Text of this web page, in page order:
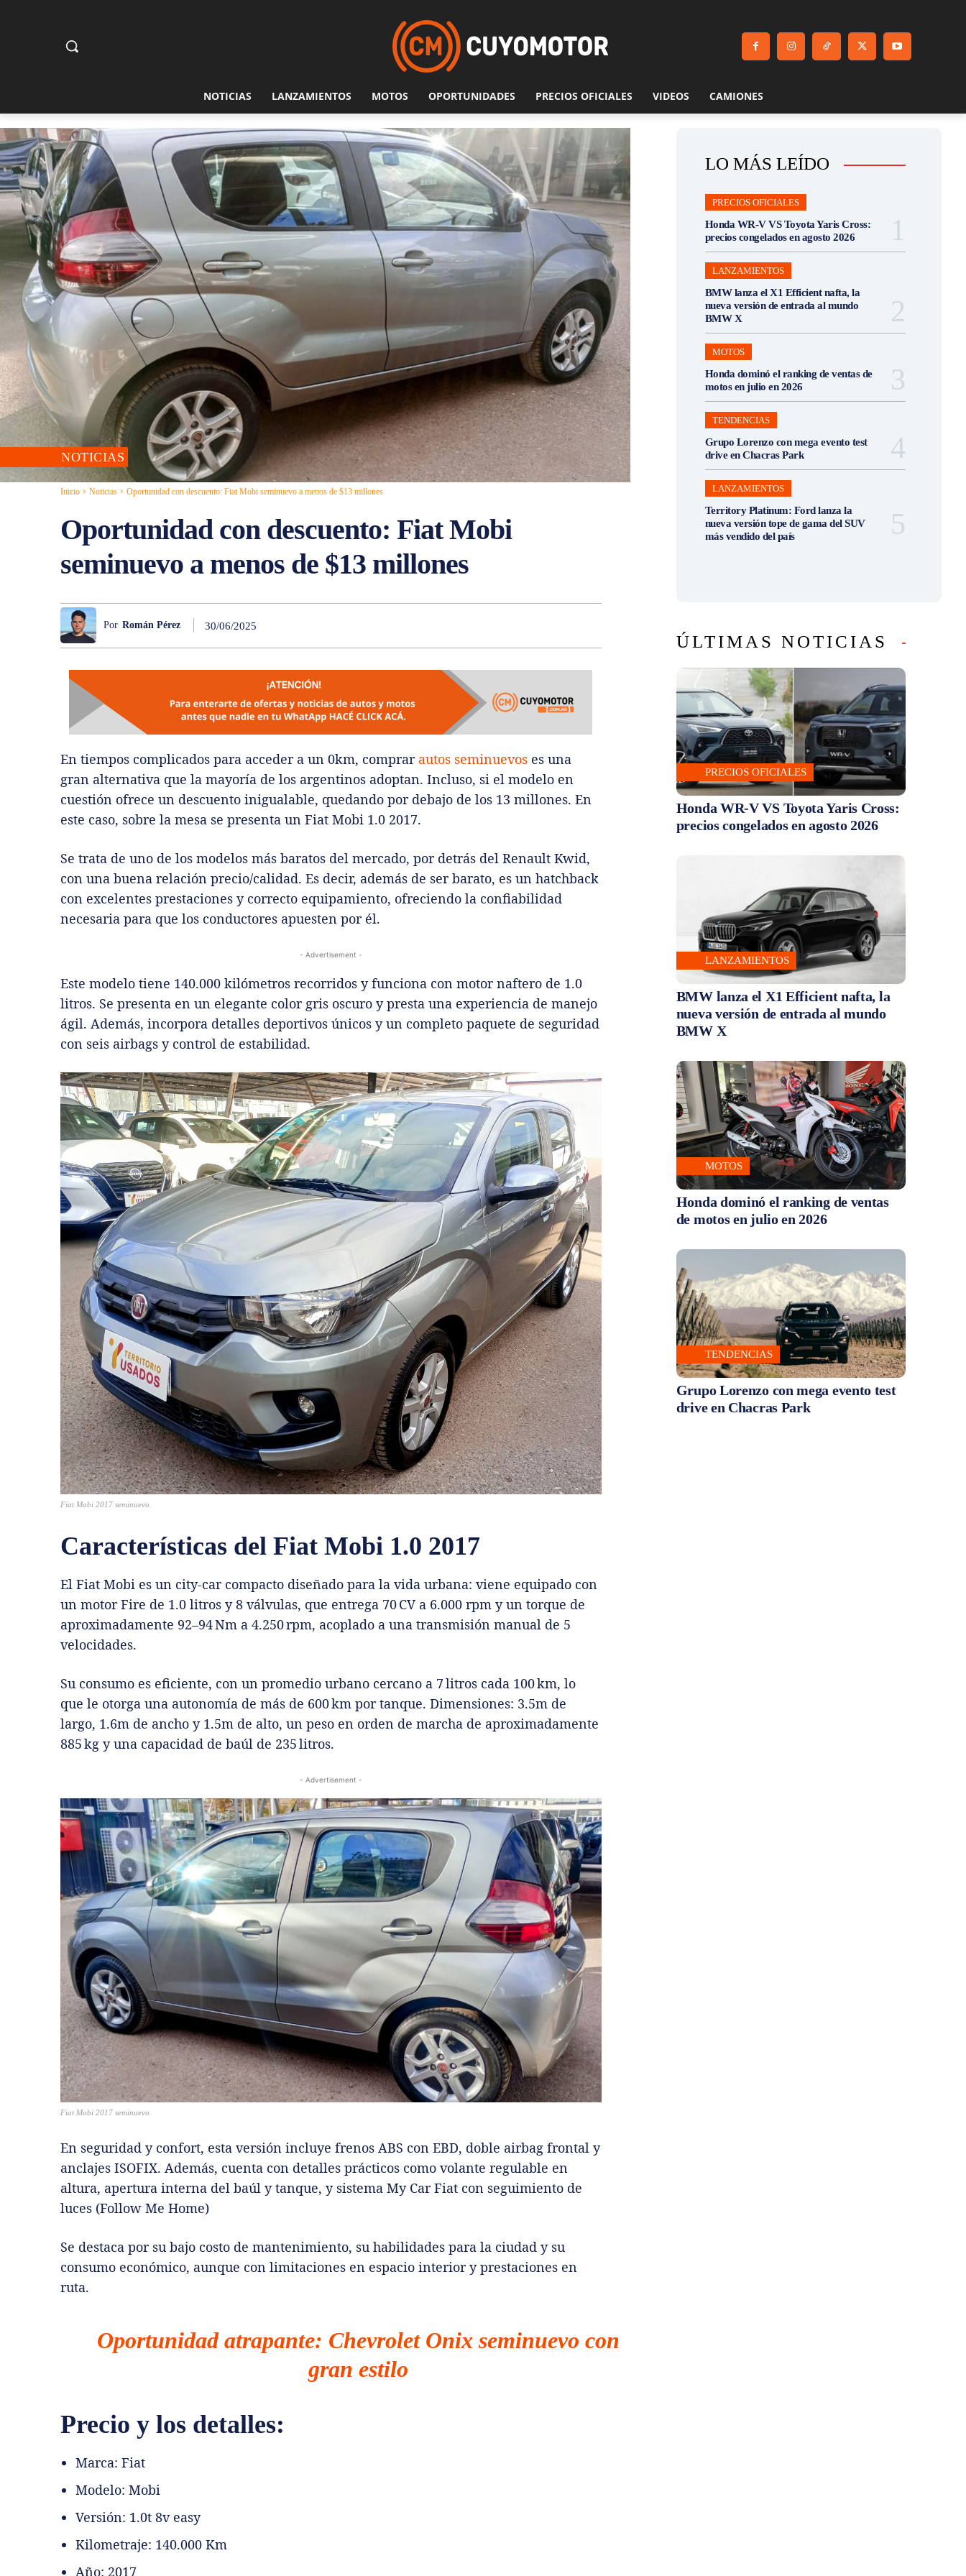
NOTICIAS LANZAMIENTOS MOTOS OPORTUNIDADES PRECIOS OFICIALES VIDEOS CAMIONES
NOTICIAS
Inicio Noticias Oportunidad con descuento: Fiat Mobi seminuevo a menos de $13 millones
Oportunidad con descuento: Fiat Mobi
seminuevo a menos de $13 millones
Por Román Pérez 30/06/2025
En tiempos complicados para acceder a un 0km, comprar autos seminuevos es una
gran alternativa que la mayoría de los argentinos adoptan. Incluso, si el modelo en
cuestión ofrece un descuento inigualable, quedando por debajo de los 13 millones. En
este caso, sobre la mesa se presenta un Fiat Mobi 1.0 2017.
Se trata de uno de los modelos más baratos del mercado, por detrás del Renault Kwid,
con una buena relación precio/calidad. Es decir, además de ser barato, es un hatchback
con excelentes prestaciones y correcto equipamiento, ofreciendo la confiabilidad
necesaria para que los conductores apuesten por él.
- Advertisement -
Este modelo tiene 140.000 kilómetros recorridos y funciona con motor naftero de 1.0
litros. Se presenta en un elegante color gris oscuro y presta una experiencia de manejo
ágil. Además, incorpora detalles deportivos únicos y un completo paquete de seguridad
con seis airbags y control de estabilidad.
Fiat Mobi 2017 seminuevo.
Características del Fiat Mobi 1.0 2017
El Fiat Mobi es un city‑car compacto diseñado para la vida urbana: viene equipado con
un motor Fire de 1.0 litros y 8 válvulas, que entrega 70 CV a 6.000 rpm y un torque de
aproximadamente 92–94 Nm a 4.250 rpm, acoplado a una transmisión manual de 5
velocidades.
Su consumo es eficiente, con un promedio urbano cercano a 7 litros cada 100 km, lo
que le otorga una autonomía de más de 600 km por tanque. Dimensiones: 3.5m de
largo, 1.6m de ancho y 1.5m de alto, un peso en orden de marcha de aproximadamente
885 kg y una capacidad de baúl de 235 litros.
- Advertisement -
Fiat Mobi 2017 seminuevo.
En seguridad y confort, esta versión incluye frenos ABS con EBD, doble airbag frontal y
anclajes ISOFIX. Además, cuenta con detalles prácticos como volante regulable en
altura, apertura interna del baúl y tanque, y sistema My Car Fiat con seguimiento de
luces (Follow Me Home)
Se destaca por su bajo costo de mantenimiento, su habilidades para la ciudad y su
consumo económico, aunque con limitaciones en espacio interior y prestaciones en
ruta.
Oportunidad atrapante: Chevrolet Onix seminuevo con
gran estilo
Precio y los detalles:
Marca: Fiat
Modelo: Mobi
Versión: 1.0t 8v easy
Kilometraje: 140.000 Km
Año: 2017
LO MÁS LEÍDO
PRECIOS OFICIALES
Honda WR-V VS Toyota Yaris Cross:
precios congelados en agosto 2026
LANZAMIENTOS
BMW lanza el X1 Efficient nafta, la
nueva versión de entrada al mundo
BMW X
MOTOS
Honda dominó el ranking de ventas de
motos en julio en 2026
TENDENCIAS
Grupo Lorenzo con mega evento test
drive en Chacras Park
LANZAMIENTOS
Territory Platinum: Ford lanza la
nueva versión tope de gama del SUV
más vendido del país
ÚLTIMAS NOTICIAS
PRECIOS OFICIALES
Honda WR-V VS Toyota Yaris Cross:
precios congelados en agosto 2026
LANZAMIENTOS
BMW lanza el X1 Efficient nafta, la
nueva versión de entrada al mundo
BMW X
MOTOS
Honda dominó el ranking de ventas
de motos en julio en 2026
TENDENCIAS
Grupo Lorenzo con mega evento test
drive en Chacras Park